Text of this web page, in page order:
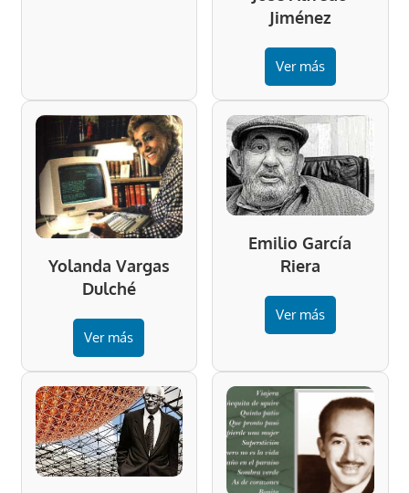
Jiménez
Ver más
Yolanda Vargas
Dulché
Ver más
Emilio García
Riera
Ver más